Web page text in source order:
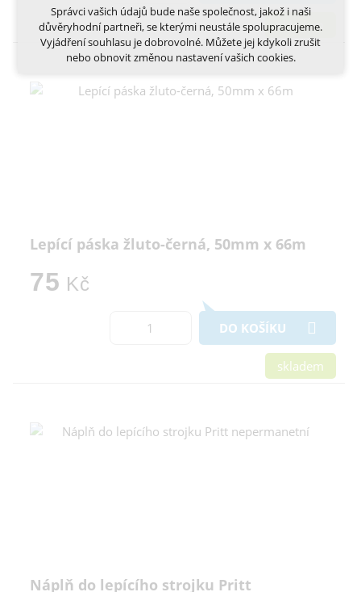
skladem
Lepící páska žluto-černá, 50mm x 66m
75 Kč
DO KOŠÍKU
skladem
Náplň do lepícího strojku Pritt
marketingová cookies (Google, Ecomail, Sklik,
Smartsupp, Heureka)
Více informací o cookies na našem webu
Správci vašich údajů bude naše společnost, jakož i naši
důvěryhodní partneři, se kterými neustále spolupracujeme.
Vyjádření souhlasu je dobrovolné. Můžete jej kdykoli zrušit
nebo obnovit změnou nastavení vašich cookies.
Cookies a podobné technologie dělíme na technická: nutná